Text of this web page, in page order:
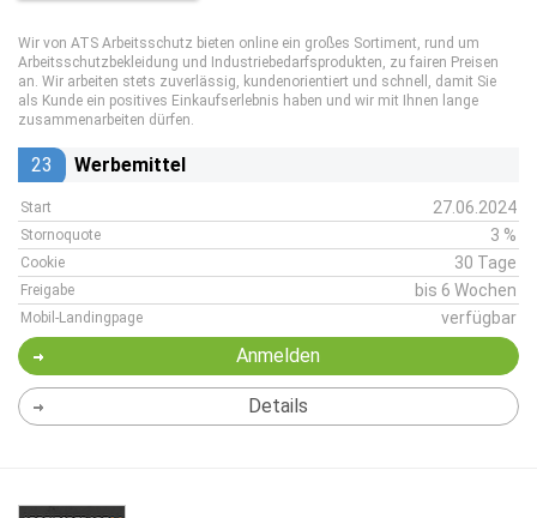
Wir von ATS Arbeitsschutz bieten online ein großes Sortiment, rund um
Arbeitsschutzbekleidung und Industriebedarfsprodukten, zu fairen Preisen
an. Wir arbeiten stets zuverlässig, kundenorientiert und schnell, damit Sie
als Kunde ein positives Einkaufserlebnis haben und wir mit Ihnen lange
zusammenarbeiten dürfen.
23 Werbemittel
Start 27.06.2024
Stornoquote 3 %
Cookie 30 Tage
Freigabe bis 6 Wochen
Mobil-Landingpage verfügbar
Anmelden
Details